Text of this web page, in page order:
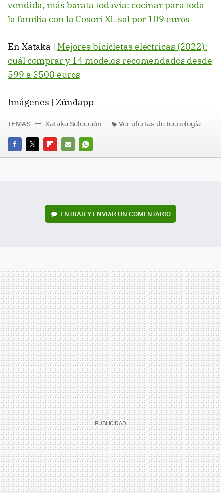
vendida, más barata todavía: cocinar para toda
la familia con la Cosori XL sal por 109 euros
En Xataka | Mejores bicicletas eléctricas (2022):
cuál comprar y 14 modelos recomendados desde
599 a 3500 euros
Imágenes | Zündapp
FACEBOOK
TWITTERFLIPBOARD
E-
WHATSAPP
TEMAS Xataka Selección Ver ofertas de tecnología
ENTRAR Y ENVIAR UN COMENTARIO